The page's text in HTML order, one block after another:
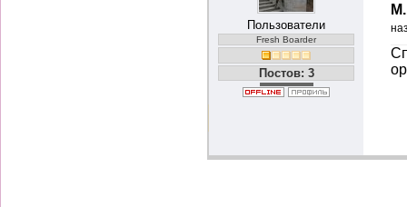
Пользователи
Fresh Boarder
Постов: 3